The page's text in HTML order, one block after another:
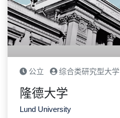
公立 综合类研究型大学
隆德大学
Lund University